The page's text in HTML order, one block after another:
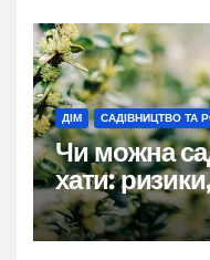
ДІМ САДІВНИЦТВО ТА
Чи можна
хати:
практичні